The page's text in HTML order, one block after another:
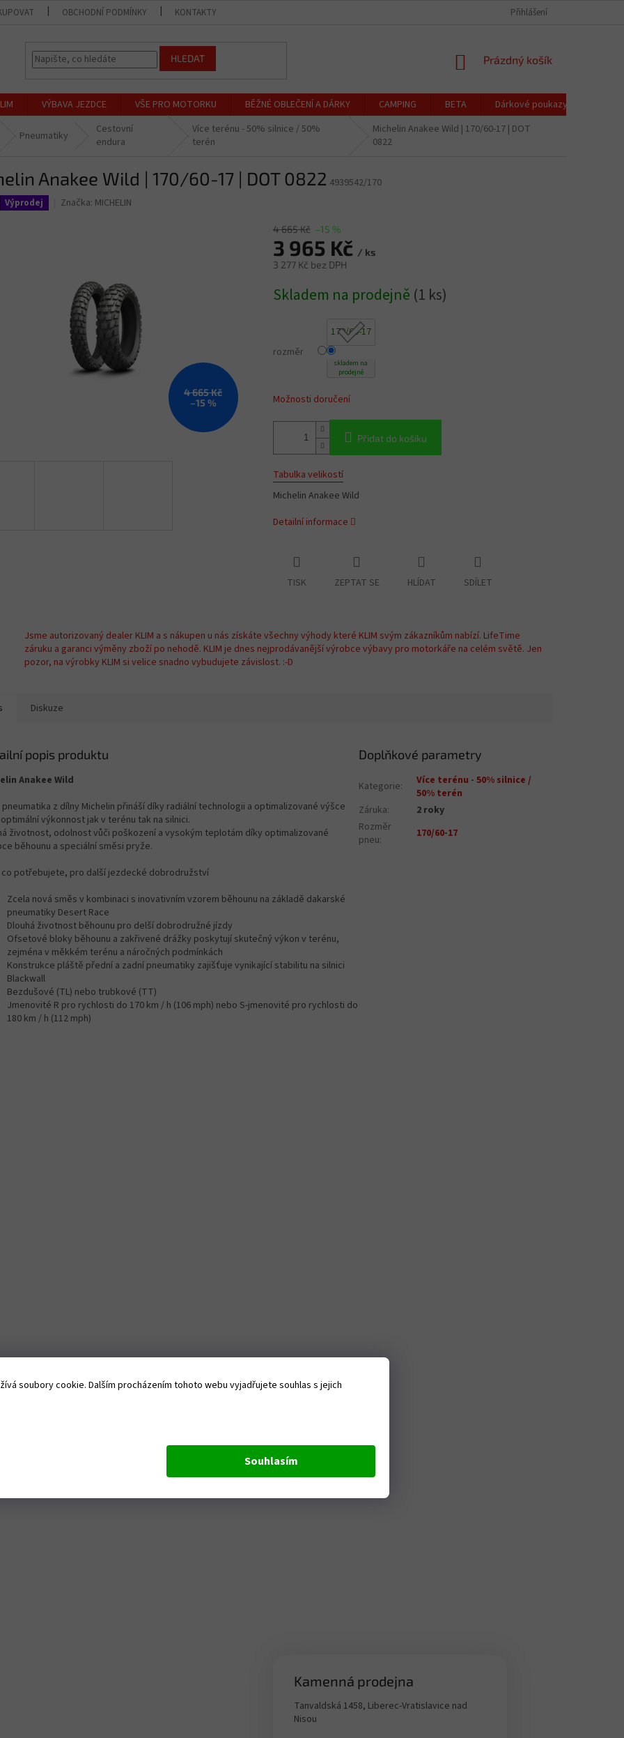
soubory cookie. Dalším procházením tohoto webu vyjadřujete souhlas s jejich
Souhlasím
OBCHODNÍ PODMÍNKY KONTAKTY CENÍK DOPRAVY A PLATBY
Přihlášení
HLEDAT
NÁKUPNÍ
Prázdný košík
VÝBAVA JEZDCE VŠE PRO MOTORKU BĚŽNÉ OBLEČENÍ A DÁRKY CAMPING BETA Dárkové poukazy
Pneumatiky
Cestovní
endura
Více terénu - 50% silnice / 50%
terén
Michelin Anakee Wild | 170/60-17 | DOT
0822
Anakee Wild | 170/60-17 | DOT 0822 4939542/170
Výprodej Značka: MICHELIN
4 665 Kč
–15 %
4 665 Kč –15 %
3 965 Kč / ks
3 277 Kč bez DPH
cena:
Skladem na prodejně (1 ks)
rozměr
170/60-17
skladem na
prodejně
Možnosti doručení
Přidat do košíku
Tabulka velikostí
Michelin Anakee Wild
Detailní informace
TISK ZEPTAT SE HLÍDAT SDÍLET
Jsme autorizovaný dealer KLIM a s nákupen u nás získáte všechny výhody které KLIM svým zákazníkům nabízí. LifeTime
záruku a garanci výměny zboží po nehodě. KLIM je dnes nejprodávanější výrobce výbavy pro motorkáře na celém světě. Jen
pozor, na výrobky KLIM si velice snadno vybudujete závislost. :-D
Diskuze
popis produktu
Anakee Wild
pneumatika z dílny Michelin přináší díky radiální technologii a optimalizované výšce
výkonnost jak v terénu tak na silnici.
životnost, odolnost vůči poškození a vysokým teplotám díky optimalizované
běhounu a speciální směsi pryže.
co potřebujete, pro další jezdecké dobrodružství
Zcela nová směs v kombinaci s inovativním vzorem běhounu na základě dakarské
pneumatiky Desert Race
Dlouhá životnost běhounu pro delší dobrodružné jízdy
Ofsetové bloky běhounu a zakřivené drážky poskytují skutečný výkon v terénu,
zejména v měkkém terénu a náročných podmínkách
Konstrukce pláště přední a zadní pneumatiky zajišťuje vynikající stabilitu na silnici
Blackwall
Bezdušové (TL) nebo trubkové (TT)
Jmenovité R pro rychlosti do 170 km / h (106 mph) nebo S-jmenovité pro rychlosti do
180 km / h (112 mph)
Doplňkové parametry
Kategorie:
Více terénu - 50% silnice /
50% terén
Záruka:
2 roky
Rozměr
pneu: 170/60-17
Kamenná prodejna
Tanvaldská 1458, Liberec-Vratislavice nad
Nisou